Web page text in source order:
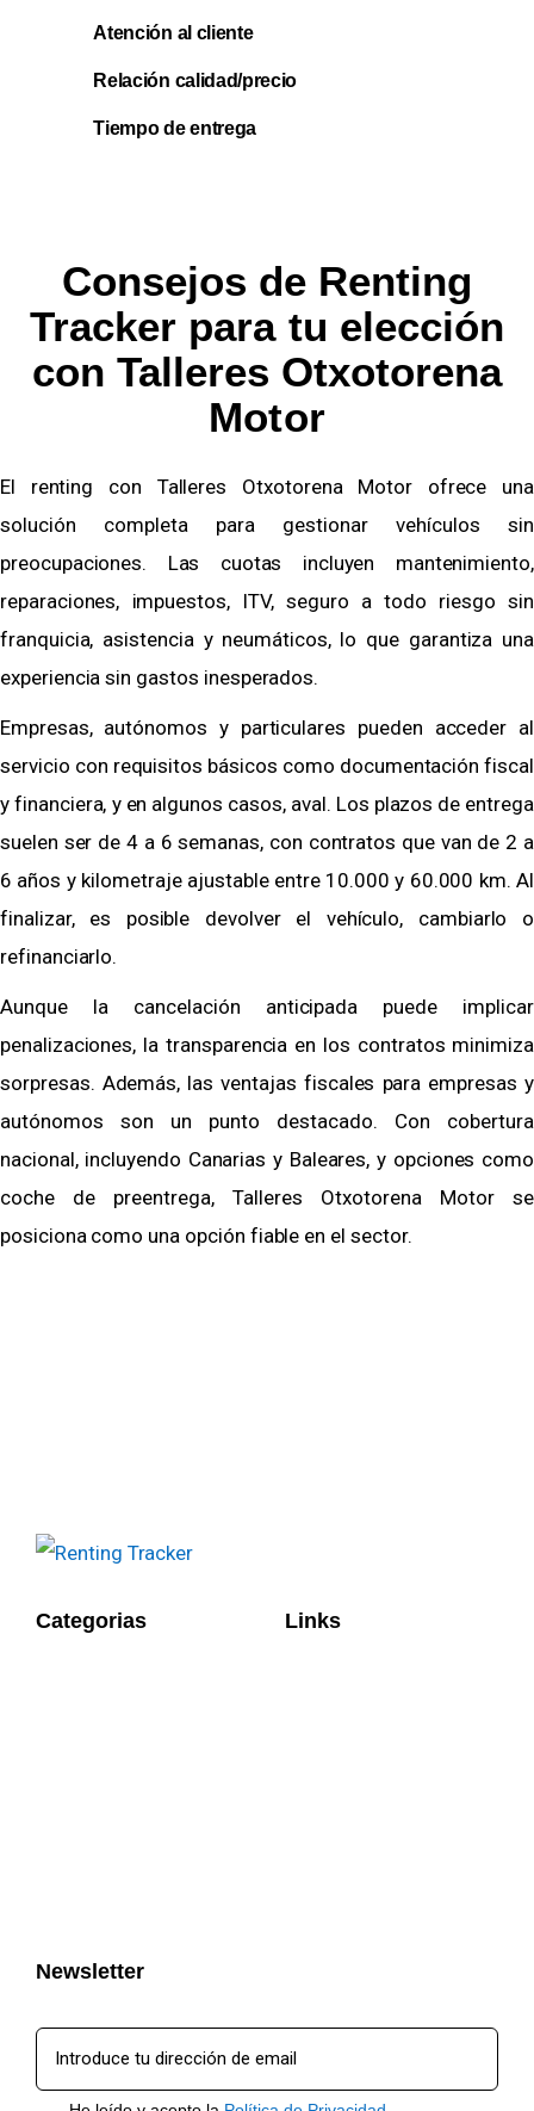
Atención al cliente
Relación calidad/precio
Tiempo de entrega
Consejos de Renting
Tracker para tu elección
con Talleres Otxotorena
Motor
El renting con Talleres Otxotorena Motor ofrece una
solución completa para gestionar vehículos sin
preocupaciones. Las cuotas incluyen mantenimiento,
reparaciones, impuestos, ITV, seguro a todo riesgo sin
franquicia, asistencia y neumáticos, lo que garantiza una
experiencia sin gastos inesperados.
Empresas, autónomos y particulares pueden acceder al
servicio con requisitos básicos como documentación fiscal
y financiera, y en algunos casos, aval. Los plazos de entrega
suelen ser de 4 a 6 semanas, con contratos que van de 2 a
6 años y kilometraje ajustable entre 10.000 y 60.000 km. Al
finalizar, es posible devolver el vehículo, cambiarlo o
refinanciarlo.
Aunque la cancelación anticipada puede implicar
penalizaciones, la transparencia en los contratos minimiza
sorpresas. Además, las ventajas fiscales para empresas y
autónomos son un punto destacado. Con cobertura
nacional, incluyendo Canarias y Baleares, y opciones como
coche de preentrega, Talleres Otxotorena Motor se
posiciona como una opción fiable en el sector.
Categorias Links
Newsletter